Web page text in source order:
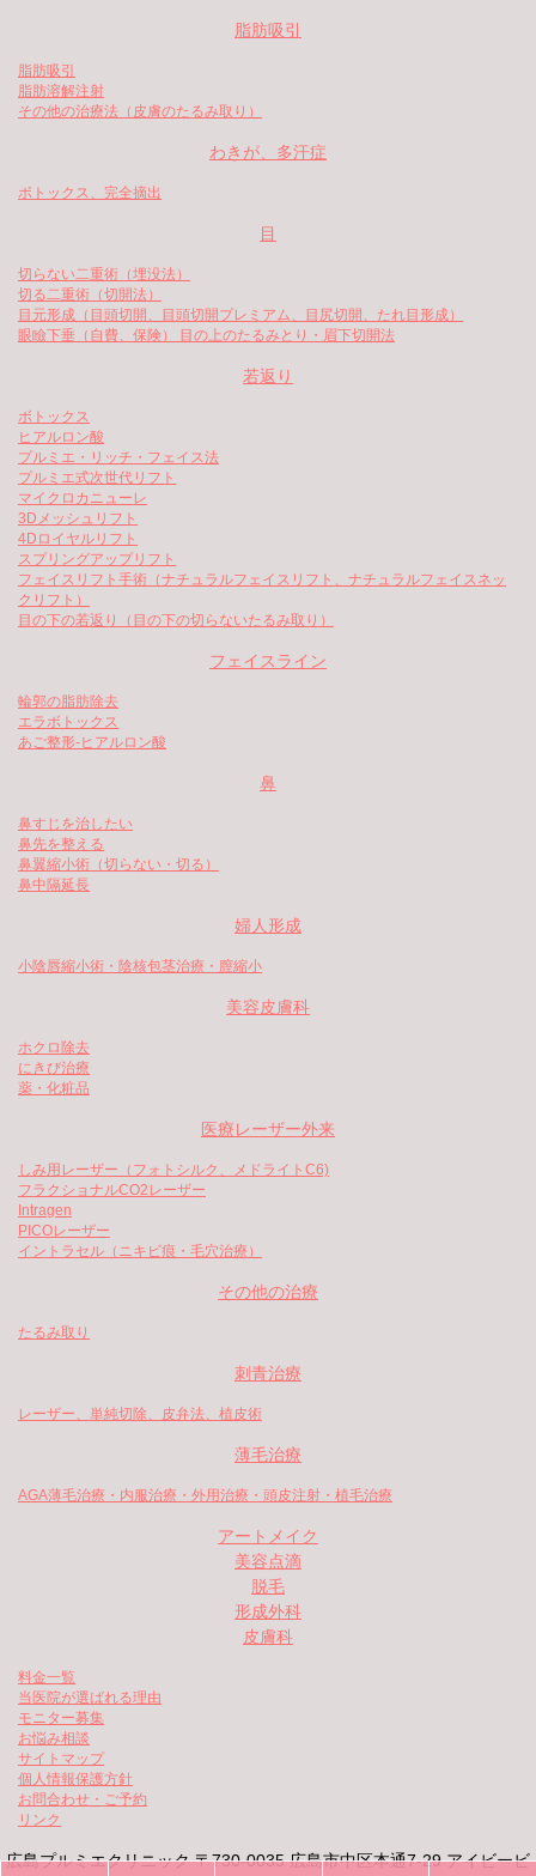
脂肪吸引
脂肪吸引
脂肪溶解注射
その他の治療法（皮膚のたるみ取り）
わきが、多汗症
ボトックス、完全摘出
目
切らない二重術（埋没法）
切る二重術（切開法）
目元形成（目頭切開、目頭切開プレミアム、目尻切開、たれ目形成）
眼瞼下垂（自費、保険） 目の上のたるみとり・眉下切開法
若返り
ボトックス
ヒアルロン酸
プルミエ・リッチ・フェイス法
プルミエ式次世代リフト
マイクロカニューレ
3Dメッシュリフト
4Dロイヤルリフト
スプリングアップリフト
フェイスリフト手術（ナチュラルフェイスリフト、ナチュラルフェイスネッ
クリフト）
目の下の若返り（目の下の切らないたるみ取り）
フェイスライン
輪郭の脂肪除去
エラボトックス
あご整形-ヒアルロン酸
鼻
鼻すじを治したい
鼻先を整える
鼻翼縮小術（切らない・切る）
鼻中隔延長
婦人形成
小陰唇縮小術・陰核包茎治療・膣縮小
美容皮膚科
ホクロ除去
にきび治療
薬・化粧品
医療レーザー外来
しみ用レーザー（フォトシルク、メドライトC6)
フラクショナルCO2レーザー
Intragen
PICOレーザー
イントラセル（ニキビ痕・毛穴治療）
その他の治療
たるみ取り
刺青治療
レーザー、単純切除、皮弁法、植皮術
薄毛治療
AGA薄毛治療・内服治療・外用治療・頭皮注射・植毛治療
アートメイク
美容点滴
脱毛
形成外科
皮膚科
料金一覧
当医院が選ばれる理由
モニター募集
お悩み相談
サイトマップ
個人情報保護方針
お問合わせ・ご予約
リンク
広島プルミエクリニック 〒730-0035 広島市中区本通7-29 アイビービ